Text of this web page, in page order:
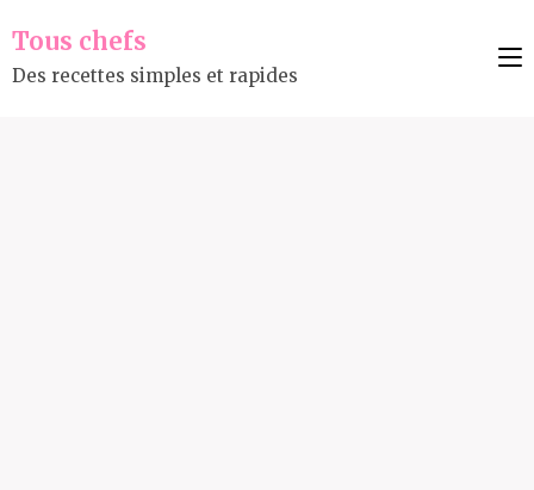
Tous chefs
Des recettes simples et rapides